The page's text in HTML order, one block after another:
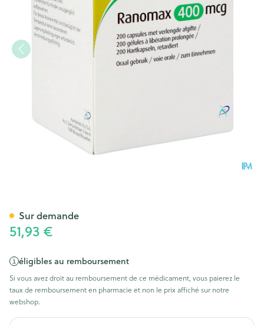
51,93 €
éligibles au remboursement
Si vous avez droit au remboursement de ce médicament, vous paierez le
taux de remboursement en pharmacie et non le prix affiché sur notre
webshop.
Sur demande